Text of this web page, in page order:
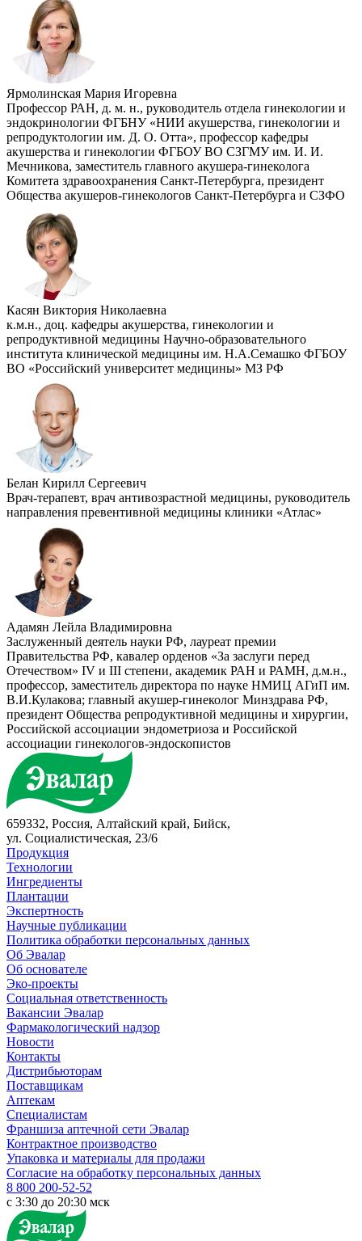
Ярмолинская Мария Игоревна
Профессор РАН, д. м. н., руководитель отдела гинекологии и
эндокринологии ФГБНУ «НИИ акушерства, гинекологии и
репродуктологии им. Д. О. Отта», профессор кафедры
акушерства и гинекологии ФГБОУ ВО СЗГМУ им. И. И.
Мечникова, заместитель главного акушера-гинеколога
Комитета здравоохранения Санкт-Петербурга, президент
Общества акушеров-гинекологов Санкт-Петербурга и СЗФО
Касян Виктория Николаевна
к.м.н., доц. кафедры акушерства, гинекологии и
репродуктивной медицины Научно-образовательного
института клинической медицины им. Н.А.Семашко ФГБОУ
ВО «Российский университет медицины» МЗ РФ
Белан Кирилл Сергеевич
Врач-терапевт, врач антивозрастной медицины, руководитель
направления превентивной медицины клиники «Атлас»
Адамян Лейла Владимировна
Заслуженный деятель науки РФ, лауреат премии
Правительства РФ, кавалер орденов «За заслуги перед
Отечеством» IV и III степени, академик РАН и РАМН, д.м.н.,
профессор, заместитель директора по науке НМИЦ АГиП им.
В.И.Кулакова; главный акушер-гинеколог Минздрава РФ,
президент Общества репродуктивной медицины и хирургии,
Российской ассоциации эндометриоза и Российской
ассоциации гинекологов-эндоскопистов
659332, Россия, Алтайский край, Бийск,
ул. Социалистическая, 23/6
Продукция
Технологии
Ингредиенты
Плантации
Экспертность
Научные публикации
Политика обработки персональных данных
Об Эвалар
Об основателе
Эко-проекты
Социальная ответственность
Вакансии Эвалар
Фармакологический надзор
Новости
Контакты
Дистрибьюторам
Поставщикам
Аптекам
Специалистам
Франшиза аптечной сети Эвалар
Контрактное производство
Упаковка и материалы для продажи
Согласие на обработку персональных данных
8 800 200-52-52
c 3:30 до 20:30 мск